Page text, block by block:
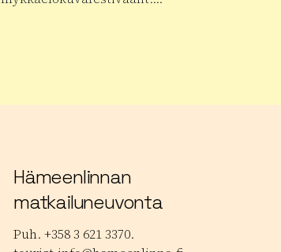
Hämeenlinnan
matkailuneuvonta
Puh. +358 3 621 3370.